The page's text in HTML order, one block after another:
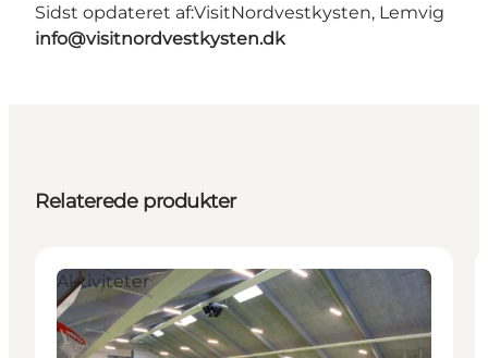
Sidst opdateret af:VisitNordvestkysten, Lemvig
info@visitnordvestkysten.dk
Relaterede produkter
Aktiviteter